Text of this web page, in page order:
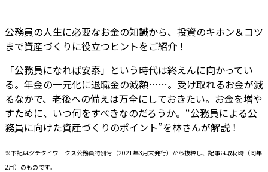
公務員の人生に必要なお金の知識から、投資のキホン＆コツ
まで資産づくりに役立つヒントをご紹介！
「公務員になれば安泰」という時代は終えんに向かってい
る。年金の一元化に退職金の減額……。受け取れるお金が減
るなかで、老後への備えは万全にしておきたい。お金を増や
すために、いつ何をすべきなのだろうか。“公務員による公
務員に向けた資産づくりのポイント”を林さんが解説！
※下記はジチタイワークス公務員特別号（2021年3月末発行）から抜粋し、記事は取材時（同年
2月）のものです。